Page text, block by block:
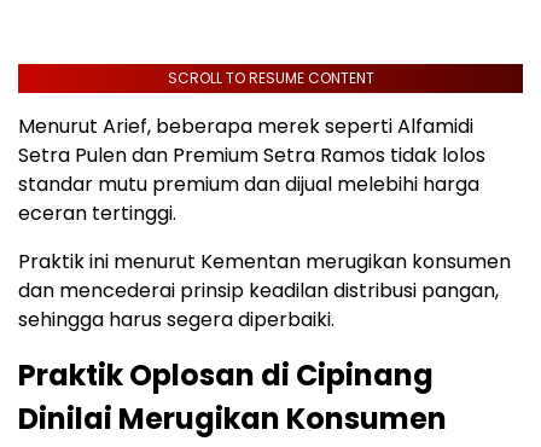
SCROLL TO RESUME CONTENT
Menurut Arief, beberapa merek seperti Alfamidi
Setra Pulen dan Premium Setra Ramos tidak lolos
standar mutu premium dan dijual melebihi harga
eceran tertinggi.
Praktik ini menurut Kementan merugikan konsumen
dan mencederai prinsip keadilan distribusi pangan,
sehingga harus segera diperbaiki.
Praktik Oplosan di Cipinang
Dinilai Merugikan Konsumen